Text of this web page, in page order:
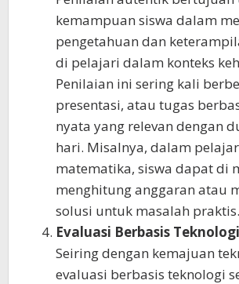
kemampuan siswa dalam
pengetahuan dan
di pelajari dalam konteks
Penilaian ini sering kali
presentasi, atau tugas
nyata yang relevan dengan
hari. Misalnya, dalam
matematika, siswa dapat di
menghitung anggaran atau
solusi untuk masalah praktis.
Evaluasi Berbasis Teknologi
Seiring dengan kemajuan
evaluasi berbasis teknologi